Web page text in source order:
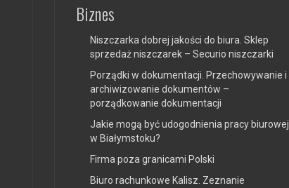
Biznes
Niszczarka dobrej jakości do biura. Sklep
sprzedaż niszczarek – Securio niszczarki
Porządki w dokumentacji. Przechowywanie i
archiwizowanie dokumentów –
porządkowanie dokumentacji
Jakie mogą być udogodnienia pracy biurowej
w Białymstoku?
Firma poza granicami Polski
Biuro rachunkowe Kalisz. Zeznanie